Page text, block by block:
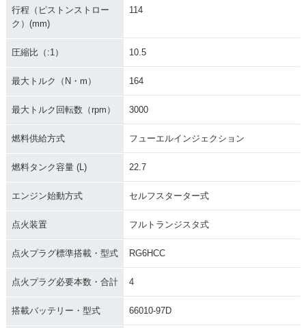
行程（ピストンストロー
ク）(mm)
114
圧縮比（:1） 10.5
最大トルク（N・m） 164
最大トルク回転数（rpm） 3000
燃料供給方式 フューエルインジェクション
燃料タンク容量 (L) 22.7
エンジン始動方式 セルフスターター式
点火装置 フルトランジスタ式
点火プラグ標準搭載・型式 RG6HCC
点火プラグ必要本数・合計 4
搭載バッテリー・型式 66010-97D